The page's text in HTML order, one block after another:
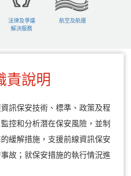
法律及爭議
解決服務
航空及航運
責說明
訊保安技術、標準、政策及程
控和分析潛在保安風險，並制
緩解措施，支援前線資訊保安
故；就保安措施的執行情況進